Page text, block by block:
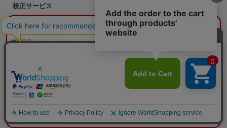
概算合計 ¥0 閉じる
納期目安：—
本体色：
選択してください
印刷位置：選択してください
印刷色：—
本体代：¥0
印刷代：¥0
校正サービス
印刷方法について
シルクスクリーン印刷
高温転写印刷
機械刷りについて
3種類の印刷方法の比較